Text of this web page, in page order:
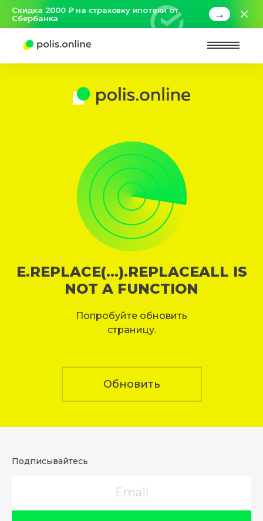
Скидка 2000 ₽ на страховку ипотеки от
Сбербанка
→
E.REPLACE(...).REPLACEALL IS
NOT A FUNCTION
Попробуйте обновить
страницу.
Обновить
Подписывайтесь